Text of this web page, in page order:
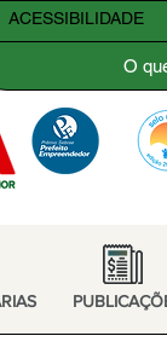
ACESSIBILIDADE